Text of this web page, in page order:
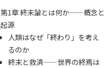
第1章 終末論とは何か——概念と
起源
人類はなぜ「終わり」を考え
るのか
終末と救済——世界の終焉は